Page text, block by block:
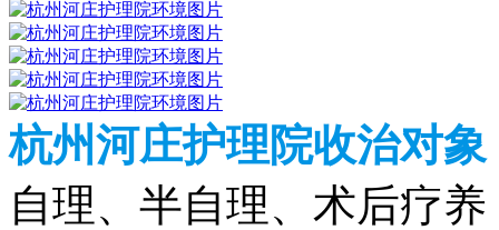
杭州河庄护理院收治对象
自理、半自理、术后疗养